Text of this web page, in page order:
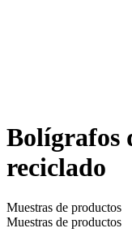
Bolígrafos
reciclado
Muestras de productos
Muestras de productos